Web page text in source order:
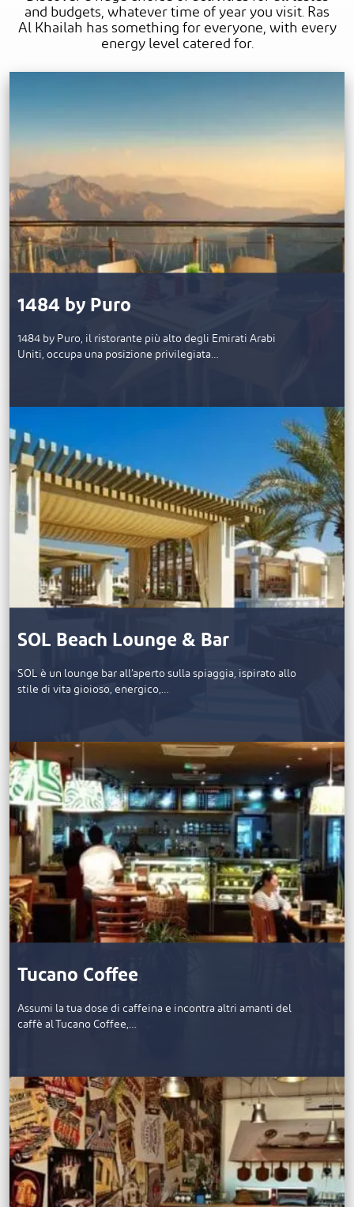
and budgets, whatever time of year you visit. Ras
Al Khailah has something for everyone, with every
energy level catered for.
1484 by Puro
1484 by Puro, il ristorante più alto degli Emirati Arabi
Uniti, occupa una posizione privilegiata…
SOL Beach Lounge & Bar
SOL è un lounge bar all’aperto sulla spiaggia, ispirato allo
stile di vita gioioso, energico,…
Tucano Coffee
Assumi la tua dose di caffeina e incontra altri amanti del
caffè al Tucano Coffee,…